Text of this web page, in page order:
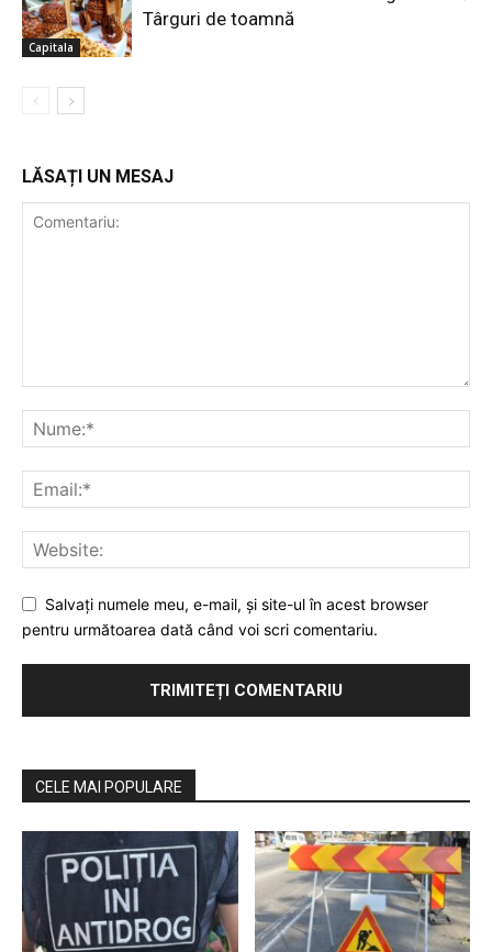
Capitala
Târguri de toamnă
LĂSAȚI UN MESAJ
Salvaţi numele meu, e-mail, şi site-ul în acest browser
pentru următoarea dată când voi scri comentariu.
CELE MAI POPULARE